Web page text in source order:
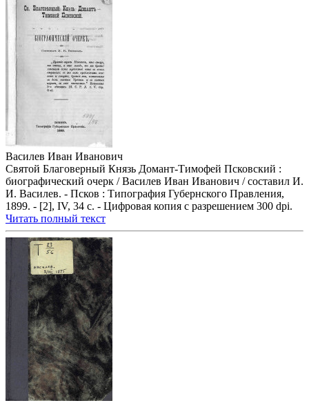
Василев Иван Иванович
Святой Благоверный Князь Домант-Тимофей Псковский :
биографический очерк / Василев Иван Иванович / составил И.
И. Василев. - Псков : Типография Губернского Правления,
1899. - [2], IV, 34 с. - Цифровая копия с разрешением 300 dpi.
Читать полный текст